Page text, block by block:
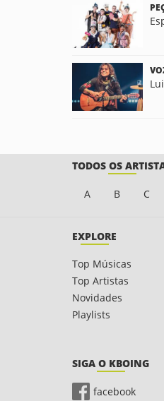
TODOS OS
A B C
EXPLORE
Top Músicas
Top Artistas
Novidades
Playlists
SIGA O KBOING
facebook